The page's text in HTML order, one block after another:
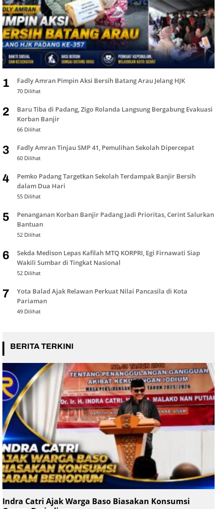
1 Fadly Amran Pimpin Aksi Bersih Batang Arau Jelang HJK
70 Dilihat
2
Baru Tiba di Padang, Zigo Rolanda Langsung Bergabung Evakuasi
Korban Banjir
66 Dilihat
3 Fadly Amran Tinjau SMP 41, Pemulihan Sekolah Dipercepat
60 Dilihat
4
Pemko Padang Targetkan Sekolah Terdampak Banjir Bersih
dalam Dua Hari
55 Dilihat
5
Penanganan Korban Banjir Padang Jadi Prioritas, Cerint Salurkan
Bantuan
52 Dilihat
6
Sekda Medison Lepas Kafilah MTQ KORPRI, Egi Firnawati Siap
Wakili Sumbar di Tingkat Nasional
52 Dilihat
7
Yota Balad Ajak Relawan Perkuat Nilai Pancasila di Kota
Pariaman
49 Dilihat
BERITA TERKINI
Indra Catri Ajak Warga Baso Biasakan Konsumsi